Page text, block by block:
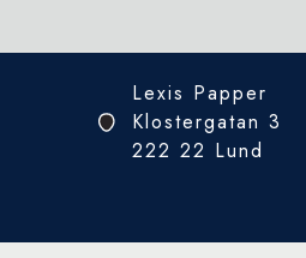
Lexis Papper
Klostergatan 3
222 22 Lund